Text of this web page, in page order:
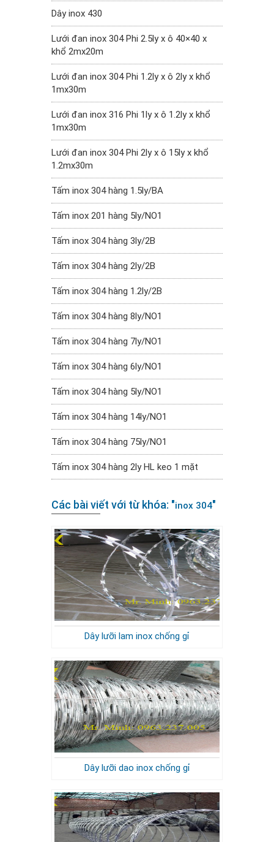
Dây inox 430
Lưới đan inox 304 Phi 2.5ly x ô 40×40 x
khổ 2mx20m
Lưới đan inox 304 Phi 1.2ly x ô 2ly x khổ
1mx30m
Lưới đan inox 316 Phi 1ly x ô 1.2ly x khổ
1mx30m
Lưới đan inox 304 Phi 2ly x ô 15ly x khổ
1.2mx30m
Tấm inox 304 hàng 1.5ly/BA
Tấm inox 201 hàng 5ly/NO1
Tấm inox 304 hàng 3ly/2B
Tấm inox 304 hàng 2ly/2B
Tấm inox 304 hàng 1.2ly/2B
Tấm inox 304 hàng 8ly/NO1
Tấm inox 304 hàng 7ly/NO1
Tấm inox 304 hàng 6ly/NO1
Tấm inox 304 hàng 5ly/NO1
Tấm inox 304 hàng 14ly/NO1
Tấm inox 304 hàng 75ly/NO1
Tấm inox 304 hàng 2ly HL keo 1 mặt
Các bài viết với từ khóa: "inox 304"
Dây lưỡi lam inox chống gỉ
Dây lưỡi dao inox chống gỉ